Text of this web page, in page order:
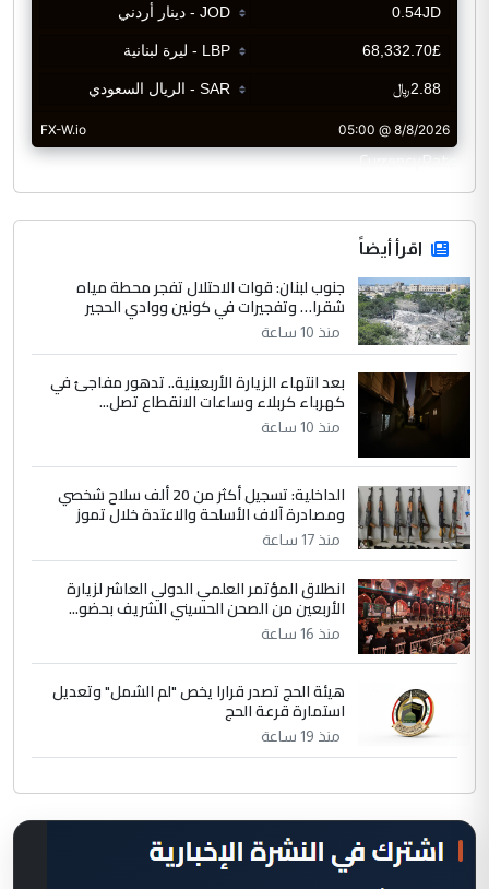
CurrencyRate
اقرأ أيضاً
جنوب لبنان: قوات الاحتلال تفجر محطة مياه
شقرا… وتفجيرات في كونين ووادي الحجير
منذ 10 ساعة
بعد انتهاء الزيارة الأربعينية.. تدهور مفاجئ في
كهرباء كربلاء وساعات الانقطاع تصل...
منذ 10 ساعة
الداخلية: تسجيل أكثر من 20 ألف سلاح شخصي
ومصادرة آلاف الأسلحة والاعتدة خلال تموز
منذ 17 ساعة
انطلاق المؤتمر العلمي الدولي العاشر لزيارة
الأربعين من الصحن الحسيني الشريف بحضو...
منذ 16 ساعة
هيئة الحج تصدر قرارا يخص "لم الشمل" وتعديل
استمارة قرعة الحج
منذ 19 ساعة